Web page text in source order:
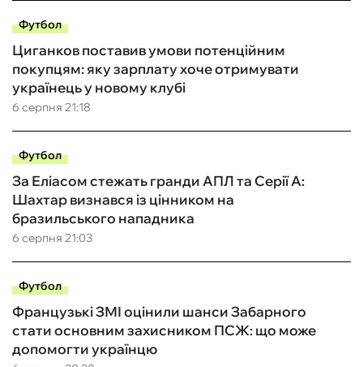
Футбол
6 серпня 21:18
Циганков поставив умови потенційним
покупцям: яку зарплату хоче отримувати
українець у новому клубі
Футбол
6 серпня 21:03
За Еліасом стежать гранди АПЛ та Серії А:
Шахтар визнався із цінником на
бразильського нападника
Футбол
Французькі ЗМІ оцінили шанси Забарного
стати основним захисником ПСЖ: що може
допомогти українцю